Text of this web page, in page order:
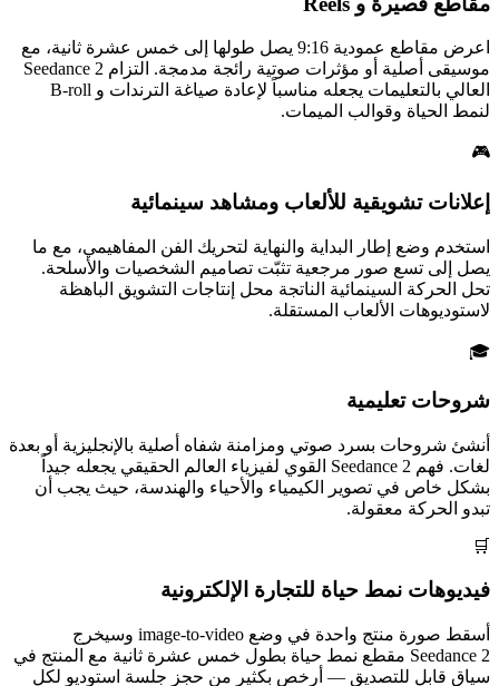
اعرض مقاطع عمودية 9:16 يصل طولها إلى خمس عشرة ثانية، مع
موسيقى أصلية أو مؤثرات صوتية رائجة مدمجة. التزام Seedance 2
العالي بالتعليمات يجعله مناسباً لإعادة صياغة الترندات و B-roll
لنمط الحياة وقوالب الميمات.
🎮
إعلانات تشويقية للألعاب ومشاهد سينمائية
استخدم وضع إطار البداية والنهاية لتحريك الفن المفاهيمي، مع ما
يصل إلى تسع صور مرجعية تثبّت تصاميم الشخصيات والأسلحة.
تحل الحركة السينمائية الناتجة محل إنتاجات التشويق الباهظة
لاستوديوهات الألعاب المستقلة.
🎓
شروحات تعليمية
أنشئ شروحات بسرد صوتي ومزامنة شفاه أصلية بالإنجليزية أو بعدة
لغات. فهم Seedance 2 القوي لفيزياء العالم الحقيقي يجعله جيداً
بشكل خاص في تصوير الكيمياء والأحياء والهندسة، حيث يجب أن
تبدو الحركة معقولة.
🛒
فيديوهات نمط حياة للتجارة الإلكترونية
أسقط صورة منتج واحدة في وضع image-to-video وسيخرج
Seedance 2 مقطع نمط حياة بطول خمس عشرة ثانية مع المنتج في
سياق قابل للتصديق — أرخص بكثير من حجز جلسة استوديو لكل